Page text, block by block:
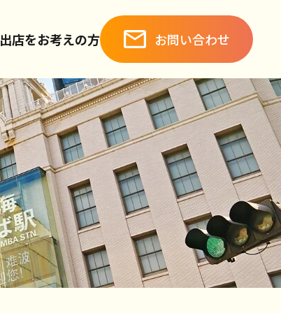
出店をお考えの方 お問い合わせ